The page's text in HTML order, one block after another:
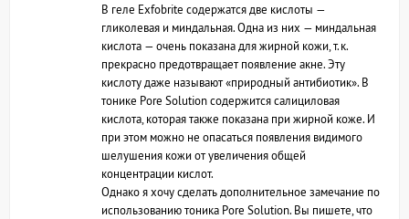
В геле Exfobrite содержатся две кислоты —
гликолевая и миндальная. Одна из них — миндальная
кислота — очень показана для жирной кожи, т.к.
прекрасно предотвращает появление акне. Эту
кислоту даже называют «природный антибиотик». В
тонике Pore Solution содержится салициловая
кислота, которая также показана при жирной коже. И
при этом можно не опасаться появления видимого
шелушения кожи от увеличения общей
концентрации кислот.
Однако я хочу сделать дополнительное замечание по
использованию тоника Pore Solution. Вы пишете, что